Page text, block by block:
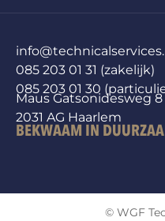
085 203 01 31 (zakelijk)
085 203 01 30
Maus Gatsonidesweg 8
2031 AG Haarlem
BEKWAAM IN
© WGF